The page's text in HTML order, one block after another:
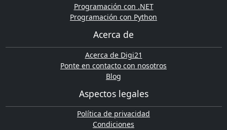
Programación con .NET
Programación con Python
Acerca de
Acerca de Digi21
Ponte en contacto con nosotros
Blog
Aspectos legales
Política de privacidad
Condiciones